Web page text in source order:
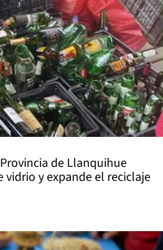
Provincia de Llanquihue
y expande el reciclaje